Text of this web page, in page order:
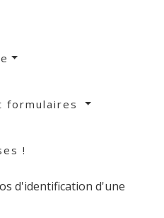
formulaires
!
d'identification d'une